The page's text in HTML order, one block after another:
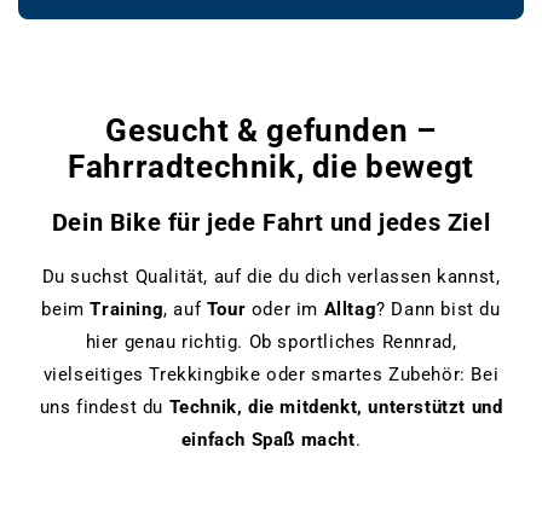
Gesucht & gefunden –
Fahrradtechnik, die bewegt
Dein Bike für jede Fahrt und jedes Ziel
Du suchst Qualität, auf die du dich verlassen kannst,
beimTraining, auf Tour oder im Alltag? Dann bist du
hier genau richtig. Ob sportliches Rennrad,
vielseitiges Trekkingbike oder smartes Zubehör: Bei
uns findest du Technik, die mitdenkt, unterstützt und
einfach Spaß macht.